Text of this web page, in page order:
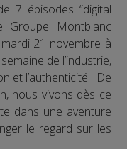
7 épisodes “digital
Groupe Montblanc
21 novembre à
de l’industrie,
et l’authenticité ! De
nous vivons dès ce
dans une aventure
le regard sur les